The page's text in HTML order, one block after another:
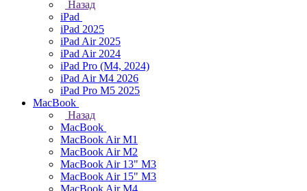
Назад
iPad
iPad 2025
iPad Air 2025
iPad Air 2024
iPad Pro (M4, 2024)
iPad Air M4 2026
iPad Pro M5 2025
MacBook
Назад
MacBook
MacBook Air M1
MacBook Air M2
MacBook Air 13" M3
MacBook Air 15" M3
MacBook Air M4